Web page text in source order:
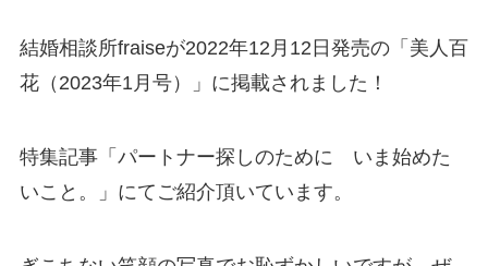
結婚相談所fraiseが2022年12月12日発売の「美人百
花（2023年1月号）」に掲載されました！
特集記事「パートナー探しのために いま始めた
いこと。」にてご紹介頂いています。